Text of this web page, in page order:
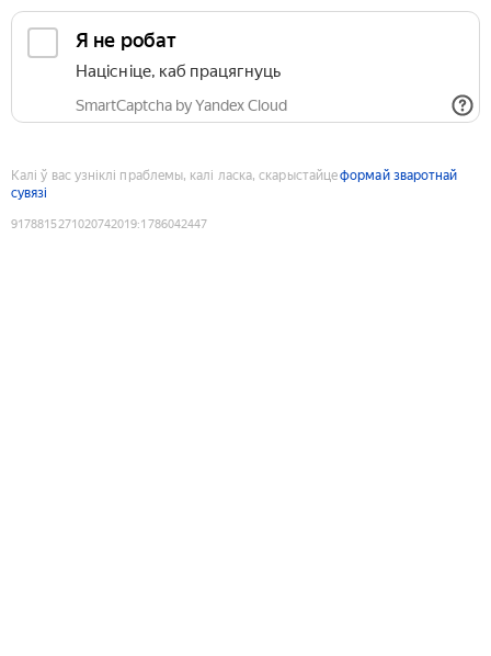
Я не робат
Націсніце, каб працягнуць
SmartCaptcha by Yandex Cloud
Калі ў вас узніклі праблемы, калі ласка, скарыстайцеформай зваротнай
сувязі
9178815271020742019:1786042447